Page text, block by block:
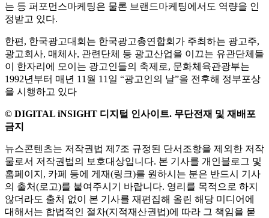
는 등 퍼포먼스마케팅은 물론 브랜드마케팅에서도 역량을 인
정받고 있다.
한편, 한국광고대회는 한국광고총연합회가 주최하는 광고주,
광고회사, 매체사, 관련단체 등 광고산업을 이끄는 유관단체들
이 한자리에 모이는 광고인들의 축제로, 문화체육관광부는
1992년부터 매년 11월 11일 “광고인의 날”을 전후해 정부포상
을 시행하고 있다
© DIGITAL iNSIGHT 디지털 인사이트. 무단전재 및 재배포
금지
뉴스콘텐츠는 저작권법 제7조 규정된 단서조항을 제외한 저작
물로서 저작권법의 보호대상입니다. 본 기사를 개인블로그 및
홈페이지, 카페 등에 게재(링크)를 원하시는 분은 반드시 기사
의 출처(로고)를 붙여주시기 바랍니다. 영리를 목적으로 하지
않더라도 출처 없이 본 기사를 재편집해 올린 해당 미디어에
대해서는 합법적인 절차(지적재산권법)에 따라 그 책임을 묻